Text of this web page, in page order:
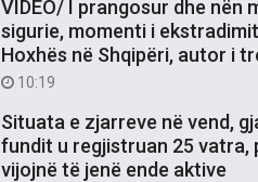
VIDEO/ I prangosur dhe nën
sigurie, momenti i
Hoxhës në Shqipëri, autor i
10:19
Situata e zjarreve në vend,
fundit u regjistruan 25 vatra,
vijojnë të jenë ende aktive